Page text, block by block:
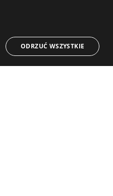
Frontline Beach
KONTAKT
NORWEGIAN
ODRZUĆ WSZYSTKIE